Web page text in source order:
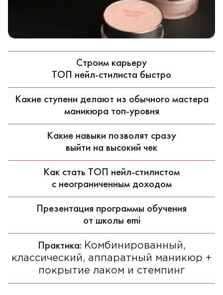
Строим карьеру
ТОП нейл-стилиста быстро
Какие ступени делают из обычного мастера
маникюра топ-уровня
Какие навыки позволят сразу
выйти на высокий чек
Как стать ТОП нейл-стилистом
с неограниченным доходом
Презентация программы обучения
от школы emi
Практика: Комбинированный,
классический, аппаратный маникюр +
покрытие лаком и стемпинг